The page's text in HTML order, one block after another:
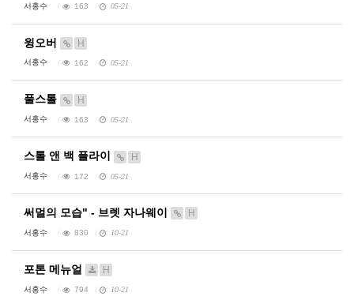
서홍수 163 05-21
윙오버 H
서홍수 162 05-21
풀스톨 H
서홍수 163 05-21
스톨 앤 백 플라이 H
서홍수 172 05-21
써멀의 모습" - 브렛 자나웨이 H
서홍수 830 10-21
포톤 메뉴얼 H
서홍수 794 10-21